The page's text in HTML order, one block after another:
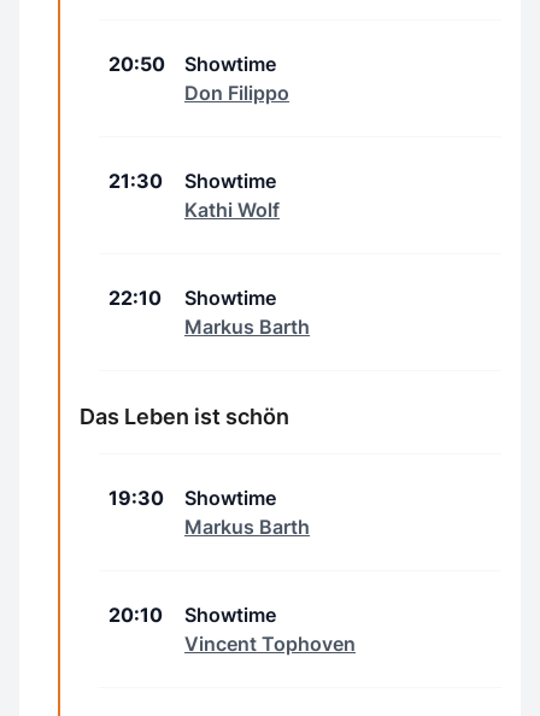
20:50
Showtime
Don Filippo
21:30
Showtime
Kathi Wolf
22:10
Showtime
Markus Barth
Das Leben ist schön
19:30
Showtime
Markus Barth
20:10
Showtime
Vincent Tophoven